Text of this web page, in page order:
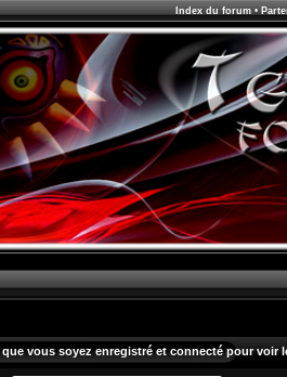
Index du forum•
que vous soyez enregistré et connecté pour voir